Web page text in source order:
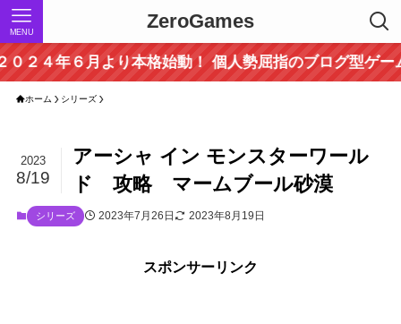
ZeroGames
MENU
年６月より本格始動！ 個人勢屈指のブログ型ゲーム攻
ホーム シリーズ
アーシャ イン モンスターワール
ド 攻略 マームブール砂漠
2023
8/19
シリーズ 2023年7月26日 2023年8月19日
スポンサーリンク